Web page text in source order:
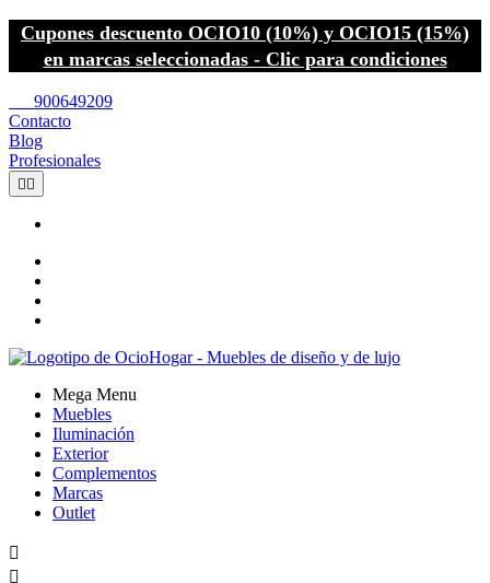
Cupones descuento OCIO10 (10%) y OCIO15 (15%)
en marcas seleccionadas - Clic para condiciones
900649209
Contacto
Blog
Profesionales
 
Mega Menu
Muebles
Iluminación
Exterior
Complementos
Marcas
Outlet

